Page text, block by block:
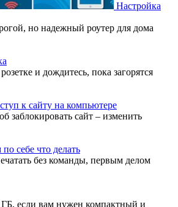
Настройка
но надежный роутер для дома
и дождитесь, пока загорятся
к сайту на компьютере
заблокировать сайт – изменить
себе что делать
без команды, первым делом
если вам нужен компактный и